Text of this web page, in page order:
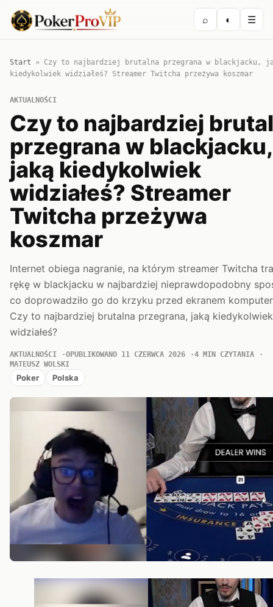
⌕ ◐ ☰
Start » Czy to najbardziej brutalna przegrana w blackjacku,
kiedykolwiek widziałeś? Streamer Twitcha przeżywa koszmar
AKTUALNOŚCI
Czy to najbardziej
przegrana w blackjacku,
jaką kiedykolwiek
widziałeś? Streamer
Twitcha przeżywa
koszmar
Internet obiega nagranie, na którym streamer Twitcha
rękę w blackjacku w najbardziej nieprawdopodobny
co doprowadziło go do krzyku przed ekranem
Czy to najbardziej brutalna przegrana, jaką kiedykolwiek
widziałeś?
AKTUALNOŚCI OPUBLIKOWANO 11 CZERWCA 2026
4 MIN CZYTANIA
MATEUSZ WOLSKI
Poker Polska